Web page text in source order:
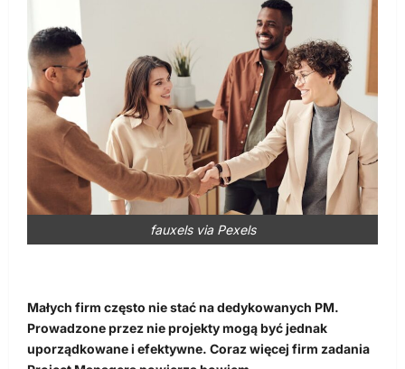
fauxels via Pexels
Małych firm często nie stać na dedykowanych PM.
Prowadzone przez nie projekty mogą być jednak
uporządkowane i efektywne. Coraz więcej firm zadania